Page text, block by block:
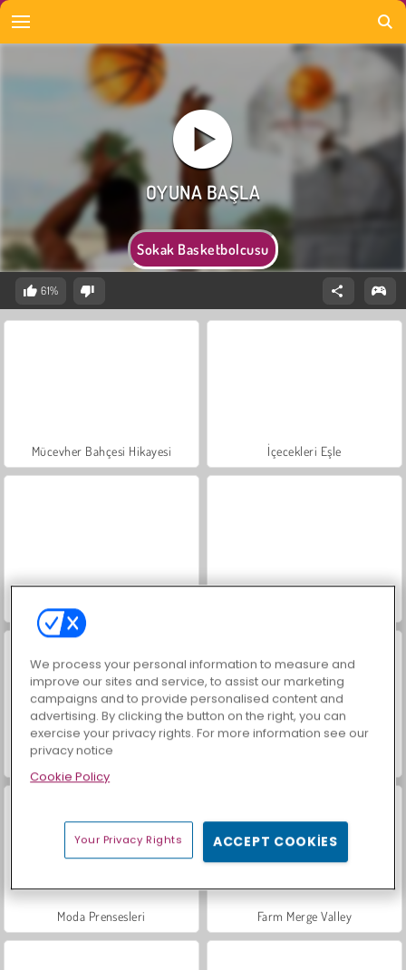
Sokak Basketbolcusu
61%
Mücevher Bahçesi Hikayesi İçecekleri Eşle
Büyük Mahjong Eşleme
Moda Prensesleri Farm Merge Valley
We process your personal information to measure and
improve our sites and service, to assist our marketing
campaigns and to provide personalised content and
advertising. By clicking the button on the right, you can
exercise your privacy rights. For more information see our
privacy notice
Cookie Policy
Your Privacy Rights ACCEPT COOKIES